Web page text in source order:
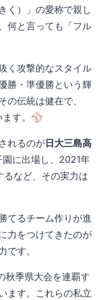
く）」の愛称で親し
何と言っても「フル
く攻撃的なスタイル
勝・準優勝という輝
の伝統は健在で、
ます。⚾️
れるのが日大三島高
に出場し、2021年
など、その実力は
てるチーム作りが進
力をつけてきたのが
です。
秋季県大会を連覇す
ます。これらの私立